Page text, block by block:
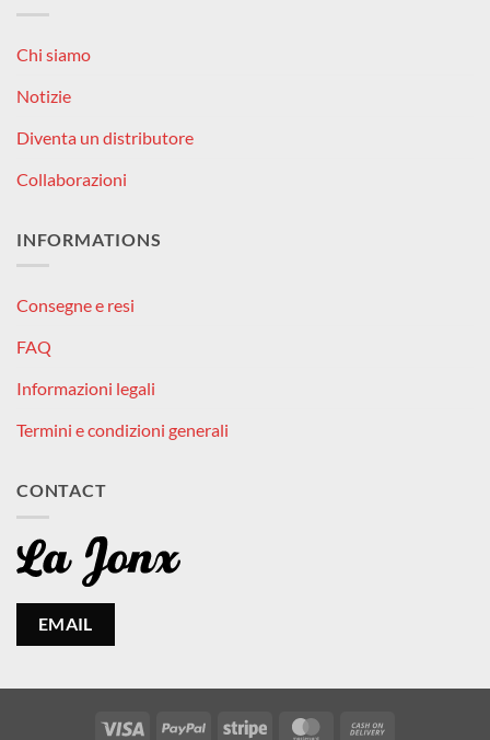
Chi siamo
Notizie
Diventa un distributore
Collaborazioni
INFORMATIONS
Consegne e resi
FAQ
Informazioni legali
Termini e condizioni generali
CONTACT
EMAIL
Visa PayPal Stripe MasterCard